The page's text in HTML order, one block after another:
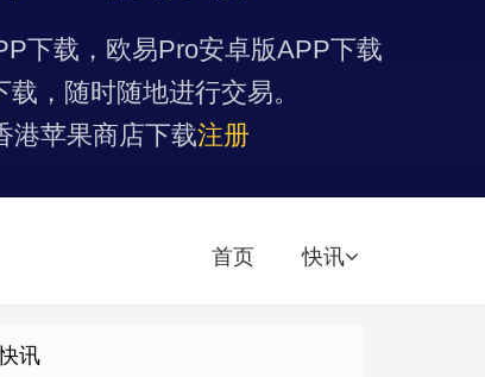
下载，欧易Pro安卓版APP下载
，随时随地进行交易。
港苹果商店下载注册
首页 快讯
讯